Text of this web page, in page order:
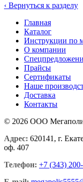
‹ Вернуться к разделу
Главная
Каталог
Инструкции по
О компании
Прайсы
Сертификаты
Наше
Доставка
Контакты
© 2026 ООО
Адрес: 620141, г.
оф. 407
Телефон: +7 (343)